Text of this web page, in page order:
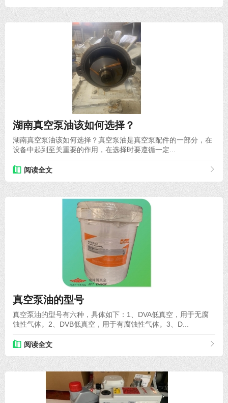
湖南真空泵油该如何选择？
湖南真空泵油该如何选择？真空泵油是真空泵配件的一部分，在
设备中起到至关重要的作用，在选择时要遵循一定...
阅读全文
真空泵油的型号
真空泵油的型号有六种，具体如下：1、DVA低真空，用于无腐
蚀性气体。2、DVB低真空，用于有腐蚀性气体。3、D...
阅读全文